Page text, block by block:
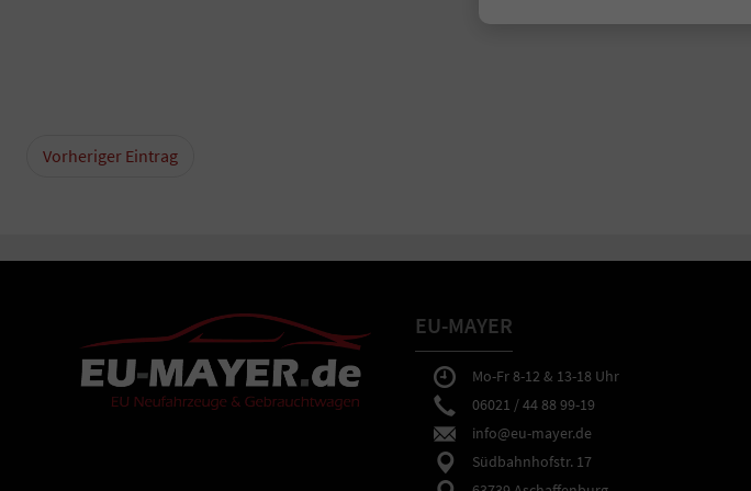
Vorheriger Eintrag
EU-MAYER
Mo-Fr 8-12 & 13-18 Uhr
06021 / 44 88 99-19
info@eu-mayer.de
Südbahnhofstr. 17